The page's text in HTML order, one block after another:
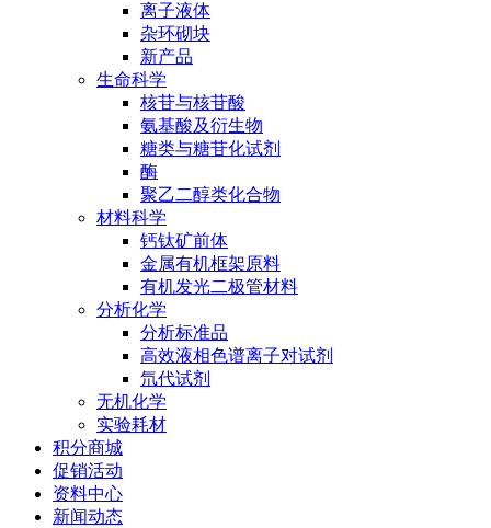
离子液体
杂环砌块
新产品
生命科学
核苷与核苷酸
氨基酸及衍生物
糖类与糖苷化试剂
酶
聚乙二醇类化合物
材料科学
钙钛矿前体
金属有机框架原料
有机发光二极管材料
分析化学
分析标准品
高效液相色谱离子对试剂
氘代试剂
无机化学
实验耗材
积分商城
促销活动
资料中心
新闻动态